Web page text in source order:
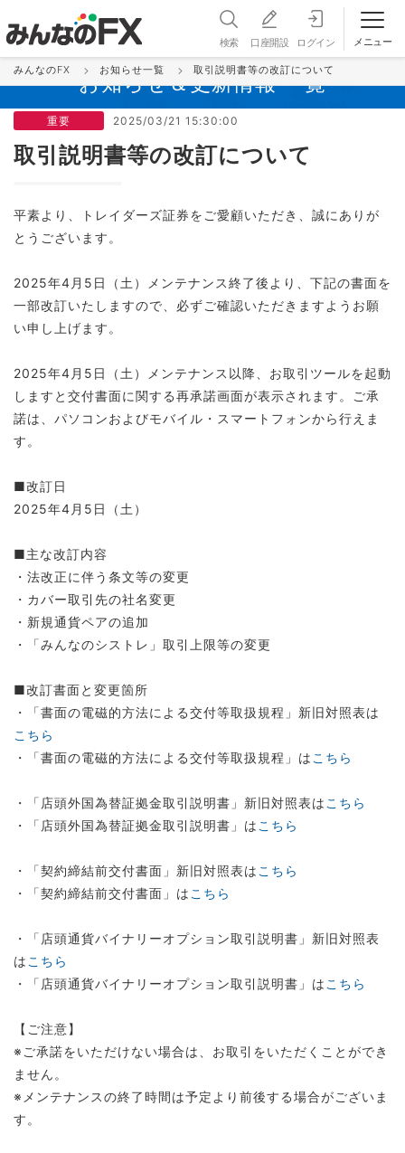
検索 口座開設 ログイン メニュー
お知らせ＆更新情報 一覧
みんなのFX お知らせ一覧 取引説明書等の改訂について
重要 2025/03/21 15:30:00
取引説明書等の改訂について
平素より、トレイダーズ証券をご愛顧いただき、誠にありが
とうございます。
2025年4月5日（土）メンテナンス終了後より、下記の書面を
一部改訂いたしますので、必ずご確認いただきますようお願
い申し上げます。
2025年4月5日（土）メンテナンス以降、お取引ツールを起動
しますと交付書面に関する再承諾画面が表示されます。ご承
諾は、パソコンおよびモバイル・スマートフォンから行えま
す。
■改訂日
2025年4月5日（土）
■主な改訂内容
・法改正に伴う条文等の変更
・カバー取引先の社名変更
・新規通貨ペアの追加
・「みんなのシストレ」取引上限等の変更
■改訂書面と変更箇所
・「書面の電磁的方法による交付等取扱規程」新旧対照表は
こちら
・「書面の電磁的方法による交付等取扱規程」は こちら
・「店頭外国為替証拠金取引説明書」新旧対照表は こちら
・「店頭外国為替証拠金取引説明書」は こちら
・「契約締結前交付書面」新旧対照表は こちら
・「契約締結前交付書面」は こちら
・「店頭通貨バイナリーオプション取引説明書」新旧対照表
は こちら
・「店頭通貨バイナリーオプション取引説明書」は こちら
【ご注意】
※ご承諾をいただけない場合は、お取引をいただくことができ
ません。
※メンテナンスの終了時間は予定より前後する場合がございま
す。